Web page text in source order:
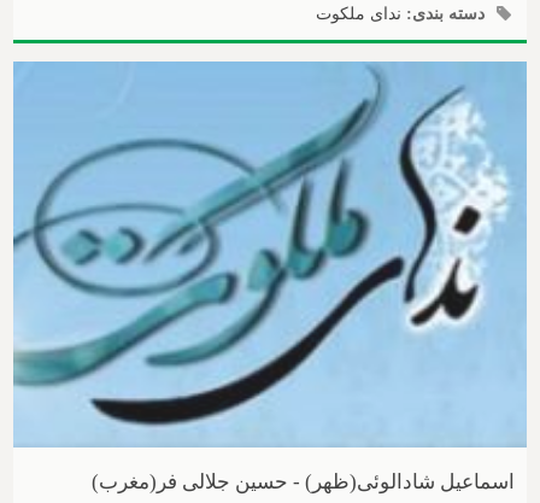
دسته بندی: ندای ملکوت
اسماعیل شادالوئی(ظهر) - حسین جلالی فر(مغرب)